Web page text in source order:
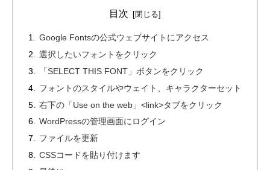
目次
Google Fontsの公式ウェブサイトにアクセス
選択したいフォントをクリック
「SELECT THIS FONT」ボタンをクリック
フォントのスタイルやウェイト、キャラクターセット
右下の「Use on the web」<link>タブをクリック
WordPressの管理画面にログイン
ファイルを更新
CSSコードを貼り付けます